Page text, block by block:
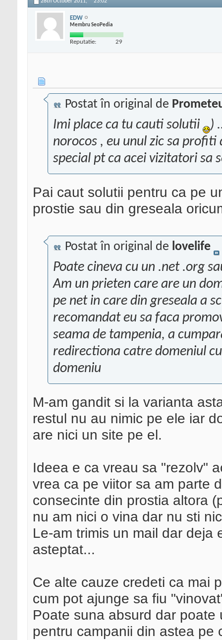
EDW
Membru SeoPedia
Reputatie: 29
Postat în original de
Imi place ca tu cauti solutii
)
norocos , eu unul zic sa profiti
special pt ca acei vizitatori sa
Pai caut solutii pentru ca pe
prostie sau din greseala
Postat în original de lovelife
Poate cineva cu un .net .org
Am un prieten care are un
pe net in care din greseala a
recomandat eu sa faca
seama de tampenia, a
redirectiona catre domeniul
domeniu
M-am gandit si la varianta
restul nu au nimic pe ele iar
are nici un site pe el.
Ideea e ca vreau sa "rezolv"
vrea ca pe viitor sa am parte
consecinte din prostia altora
nu am nici o vina dar nu sti
Le-am trimis un mail dar deja
asteptat...
Ce alte cauze credeti ca mai
cum pot ajunge sa fiu
Poate suna absurd dar
pentru campanii din astea pe